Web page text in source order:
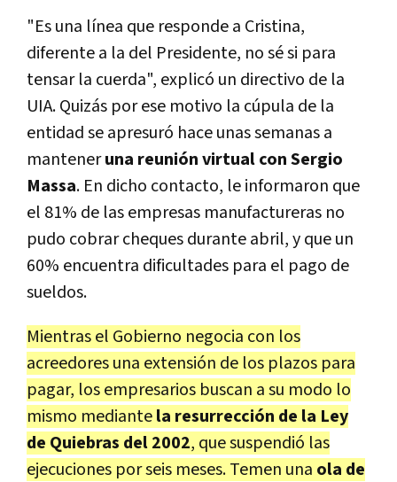
"Es una línea que responde a Cristina,
diferente a la del Presidente, no sé si para
tensar la cuerda", explicó un directivo de la
UIA. Quizás por ese motivo la cúpula de la
entidad se apresuró hace unas semanas a
manteneruna reunión virtual con Sergio
Massa. En dicho contacto, le informaron que
el 81% de las empresas manufactureras no
pudo cobrar cheques durante abril, y que un
60% encuentra dificultades para el pago de
sueldos.
Mientras el Gobierno negocia con los
acreedores una extensión de los plazos para
pagar, los empresarios buscan a su modo lo
mismo mediantela resurrección de la Ley
de Quiebras del 2002, que suspendió las
ejecuciones por seis meses. Temen una ola de